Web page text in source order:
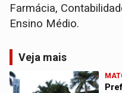
Farmácia,
Ensino Médio.
Veja mais